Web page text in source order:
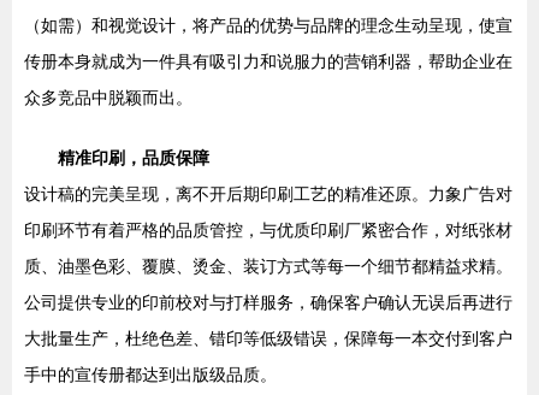
（如需）和视觉设计，将产品的优势与品牌的理念生动呈现，使宣
传册本身就成为一件具有吸引力和说服力的营销利器，帮助企业在
众多竞品中脱颖而出。
精准印刷，品质保障
设计稿的完美呈现，离不开后期印刷工艺的精准还原。力象广告对
印刷环节有着严格的品质管控，与优质印刷厂紧密合作，对纸张材
质、油墨色彩、覆膜、烫金、装订方式等每一个细节都精益求精。
公司提供专业的印前校对与打样服务，确保客户确认无误后再进行
大批量生产，杜绝色差、错印等低级错误，保障每一本交付到客户
手中的宣传册都达到出版级品质。